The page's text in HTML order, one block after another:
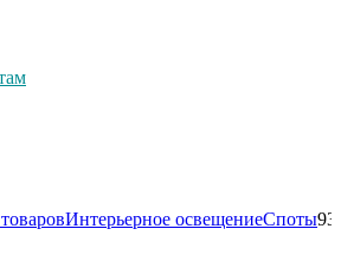
Интерьерное освещениеСпоты